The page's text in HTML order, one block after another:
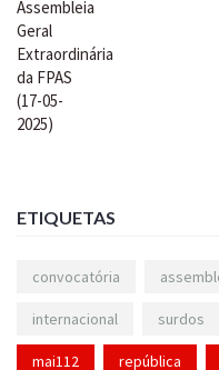
ETIQUETAS
convocatória
internacional surdos
mai112 república